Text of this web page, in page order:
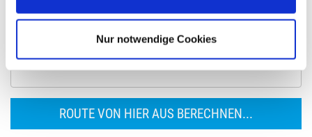
Nur notwendige Cookies